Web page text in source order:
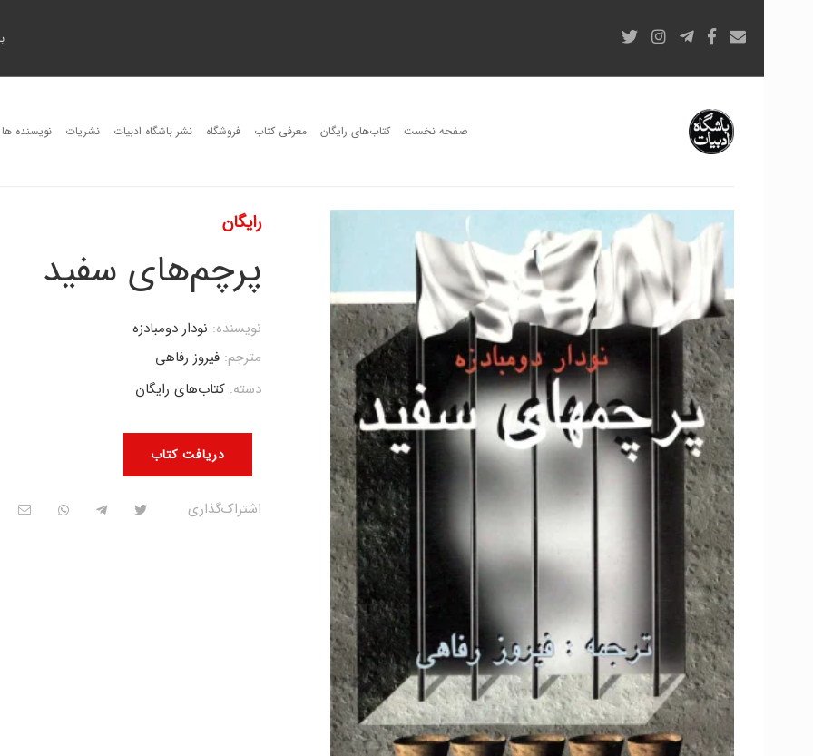
صفحه نخست کتاب‌های رایگان معرفی کتاب فروشگاه نشر باشگاه ادبیات نشریات نویسنده ها
رایگان
پرچم‌های سفید
دریافت کتاب
نویسنده: نودار دومبادزه
مترجم:فیروز رفاهی
دسته: کتاب‌های رایگان
اشتراک‌گذاری